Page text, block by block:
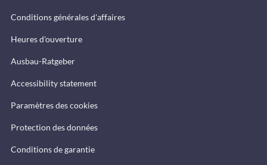
Conditions générales d'affaires
Heures d'ouverture
Ausbau-Ratgeber
Accessibility statement
Paramètres des cookies
Protection des données
Conditions de garantie